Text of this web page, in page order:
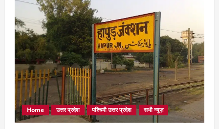
Home उत्तर प्रदेश पश्चिमी उत्तर प्रदेश सभी न्यूज़